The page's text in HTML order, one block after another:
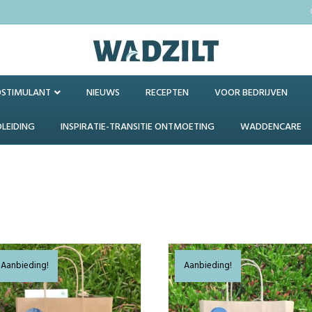
NIEUWS RECEPTEN VOOR BEDRIJVEN
INSPIRATIE-TRANSITIE ONTMOETING WADDENCARE
Aanbieding! Aanbieding!